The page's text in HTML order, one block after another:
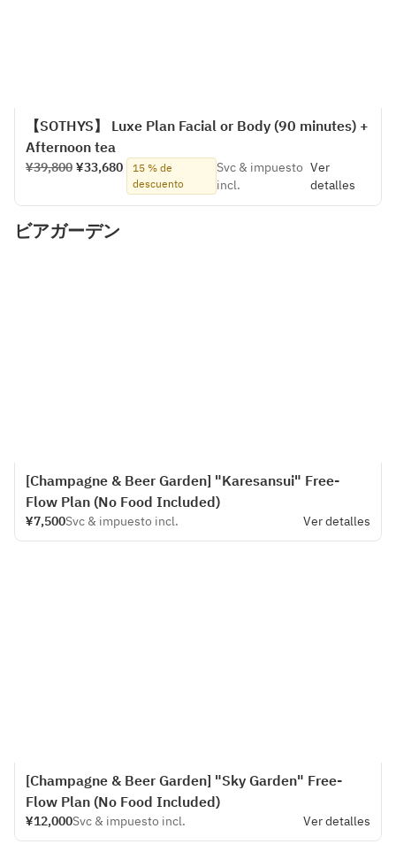
【SOTHYS】 Luxe Plan Facial or Body (90 minutes) +
Afternoon tea
¥39,800 ¥33,680
15 % de
descuento
Svc & impuesto
incl.
Ver
detalles
ビアガーデン
[Champagne & Beer Garden] "Karesansui" Free-
Flow Plan (No Food Included)
¥7,500Svc & impuesto incl. Ver detalles
[Champagne & Beer Garden] "Sky Garden" Free-
Flow Plan (No Food Included)
¥12,000Svc & impuesto incl. Ver detalles